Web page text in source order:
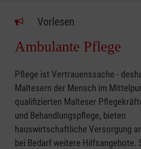
Vorlesen
Ambulante Pflege
Pflege ist Vertrauenssache -
Maltesern der Mensch im
qualifizierten Malteser
und Behandlungspflege, bieten
hauswirtschaftliche Versorgung
bei Bedarf weitere Hilfsangebote.